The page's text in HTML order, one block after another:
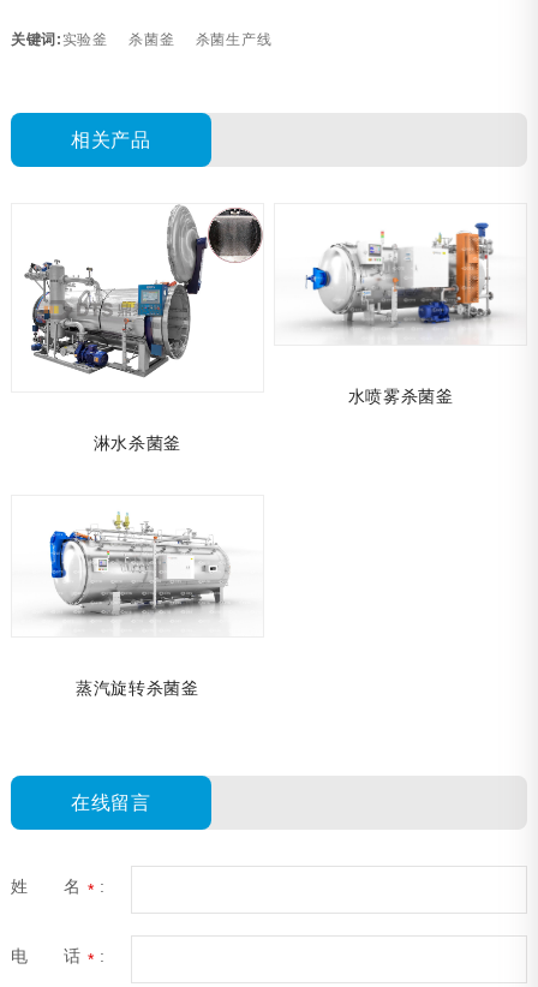
关键词:实验釜 杀菌釜 杀菌生产线
相关产品
淋水杀菌釜
水喷雾杀菌釜
蒸汽旋转杀菌釜
在线留言
姓 名 * :
电 话 * :